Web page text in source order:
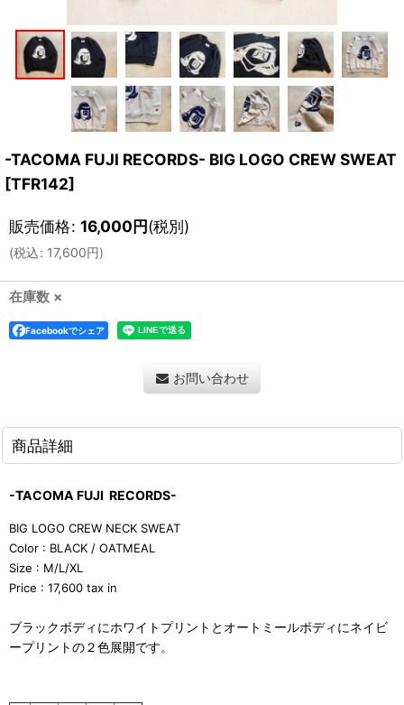
-TACOMA FUJI RECORDS- BIG LOGO CREW SWEAT
[TFR142]
販売価格: 16,000円(税別)
(税込: 17,600円)
在庫数 ×
Facebookでシェア
お問い合わせ
商品詳細
-TACOMA FUJI RECORDS-
BIG LOGO CREW NECK SWEAT
Color : BLACK / OATMEAL
Size : M/L/XL
Price : 17,600 tax in
ブラックボディにホワイトプリントとオートミールボディにネイビ
ープリントの２色展開です。